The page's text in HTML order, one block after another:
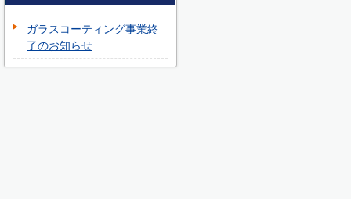
ガラスコーティング事業終
了のお知らせ